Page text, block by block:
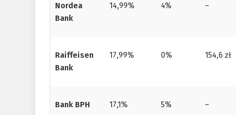
Nordea
Bank
14,99% 4% –
Raiffeisen
Bank
17,99% 0% 154,6 zł
Bank BPH 17,1% 5% –